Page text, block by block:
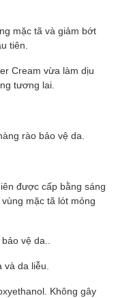
mặc tã và giảm bớt
tiên.
Cream vừa làm dịu
tương lai.
rào bảo vệ da.
được cấp bằng sáng
mặc tã lót mỏng
vệ da..
da liễu.
Không gây